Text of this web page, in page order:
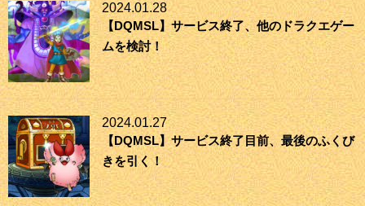
2024.01.28
【DQMSL】サービス終了、他のドラクエゲー
ムを検討！
2024.01.27
【DQMSL】サービス終了目前、最後のふくび
きを引く！